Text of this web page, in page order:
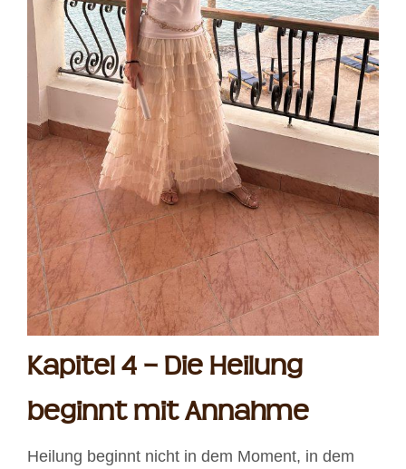
Kapitel 4 – Die Heilung
beginnt mit Annahme
Heilung beginnt nicht in dem Moment, in dem